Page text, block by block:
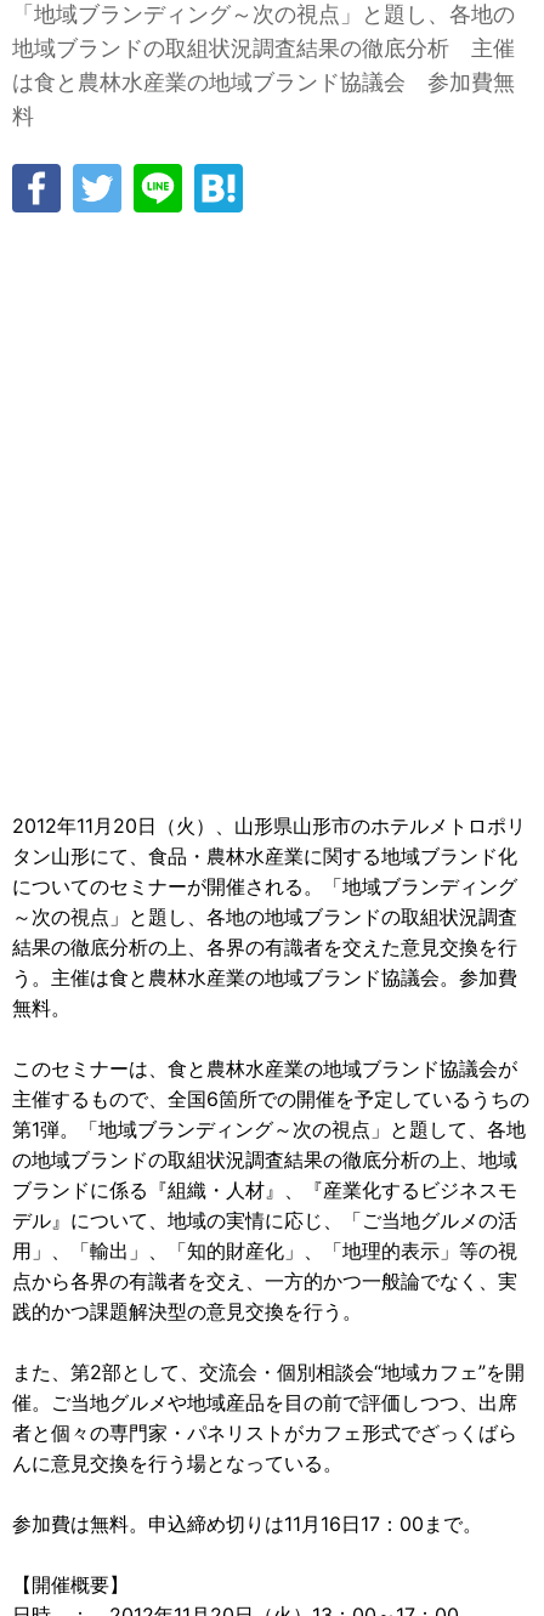
「地域ブランディング～次の視点」と題し、各地の
地域ブランドの取組状況調査結果の徹底分析 主催
は食と農林水産業の地域ブランド協議会 参加費無
料
2012年11月20日（火）、山形県山形市のホテルメトロポリ
タン山形にて、食品・農林水産業に関する地域ブランド化
についてのセミナーが開催される。「地域ブランディング
～次の視点」と題し、各地の地域ブランドの取組状況調査
結果の徹底分析の上、各界の有識者を交えた意見交換を行
う。主催は食と農林水産業の地域ブランド協議会。参加費
無料。
このセミナーは、食と農林水産業の地域ブランド協議会が
主催するもので、全国6箇所での開催を予定しているうちの
第1弾。「地域ブランディング～次の視点」と題して、各地
の地域ブランドの取組状況調査結果の徹底分析の上、地域
ブランドに係る『組織・人材』、『産業化するビジネスモ
デル』について、地域の実情に応じ、「ご当地グルメの活
用」、「輸出」、「知的財産化」、「地理的表示」等の視
点から各界の有識者を交え、一方的かつ一般論でなく、実
践的かつ課題解決型の意見交換を行う。
また、第2部として、交流会・個別相談会“地域カフェ”を開
催。ご当地グルメや地域産品を目の前で評価しつつ、出席
者と個々の専門家・パネリストがカフェ形式でざっくばら
んに意見交換を行う場となっている。
参加費は無料。申込締め切りは11月16日17：00まで。
【開催概要】